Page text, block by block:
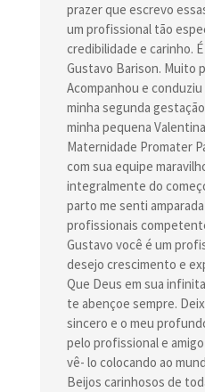
prazer que escrevo
um profissional tão
credibilidade e carinho.
Gustavo Barison. Muito
Acompanhou e
minha segunda
minha pequena
Maternidade Promater
com sua equipe
integralmente do
parto me senti
profissionais
Gustavo você é um
desejo crescimento e
Que Deus em sua
te abençoe sempre.
sincero e o meu
pelo profissional e
vê- lo colocando ao
Beijos carinhosos de